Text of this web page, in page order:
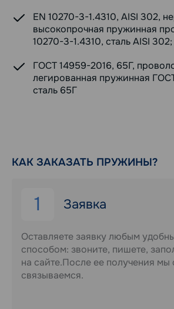
EN 10270-3-1.4310, AISI 302,
высокопрочная пружинная
10270-3-1.4310, сталь AISI 302;
ГОСТ 14959-2016, 65Г,
легированная пружинная
сталь 65Г
КАК ЗАКАЗАТЬ ПРУЖИНЫ?
1 Заявка
Оставляете заявку любым
способом: звоните, пишете,
на сайте.После ее получения мы
связываемся.